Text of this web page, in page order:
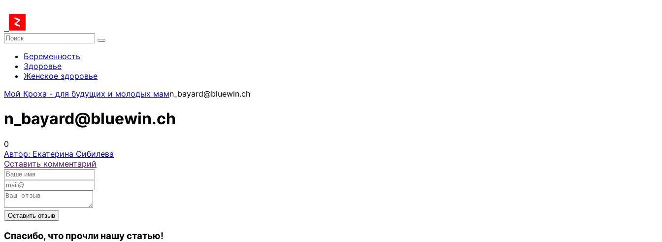
Беременность
Здоровье
Женское здоровье
Мой Кроха - для будущих и молодых мамn_bayard@bluewin.ch
n_bayard@bluewin.ch
0
Автор: Екатерина Сибилева
Оставить комментарий
Спасибо, что прочли нашу статью!